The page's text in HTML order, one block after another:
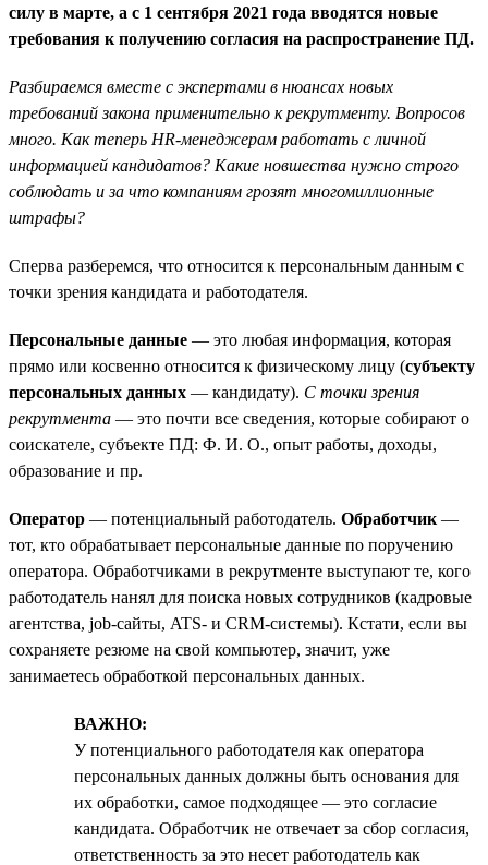
силу в марте, а с 1 сентября 2021 года вводятся новые
требования к получению согласия на распространение ПД.
Разбираемся вместе с экспертами в нюансах новых
требований закона применительно к рекрутменту. Вопросов
много. Как теперь HR-менеджерам работать с личной
информацией кандидатов? Какие новшества нужно строго
соблюдать и за что компаниям грозят многомиллионные
штрафы?
Сперва разберемся, что относится к персональным данным с
точки зрения кандидата и работодателя.
Персональные данные — это любая информация, которая
прямо или косвенно относится к физическому лицу (субъекту
персональных данных — кандидату). С точки зрения
рекрутмента — это почти все сведения, которые собирают о
соискателе, субъекте ПД: Ф. И. О., опыт работы, доходы,
образование и пр.
Оператор — потенциальный работодатель. Обработчик —
тот, кто обрабатывает персональные данные по поручению
оператора. Обработчиками в рекрутменте выступают те, кого
работодатель нанял для поиска новых сотрудников (кадровые
агентства, job-сайты, ATS- и CRM-системы). Кстати, если вы
сохраняете резюме на свой компьютер, значит, уже
занимаетесь обработкой персональных данных.
ВАЖНО:
У потенциального работодателя как оператора
персональных данных должны быть основания для
их обработки, самое подходящее — это согласие
кандидата. Обработчик не отвечает за сбор согласия,
ответственность за это несет работодатель как